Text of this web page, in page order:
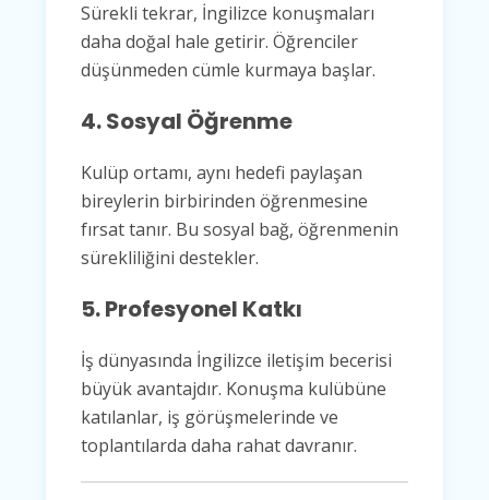
Sürekli tekrar, İngilizce konuşmaları
daha doğal hale getirir. Öğrenciler
düşünmeden cümle kurmaya başlar.
4. Sosyal Öğrenme
Kulüp ortamı, aynı hedefi paylaşan
bireylerin birbirinden öğrenmesine
fırsat tanır. Bu sosyal bağ, öğrenmenin
sürekliliğini destekler.
5. Profesyonel Katkı
İş dünyasında İngilizce iletişim becerisi
büyük avantajdır. Konuşma kulübüne
katılanlar, iş görüşmelerinde ve
toplantılarda daha rahat davranır.